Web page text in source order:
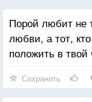
Порой любит не
любви, а тот,
положить в твой
Сохранить